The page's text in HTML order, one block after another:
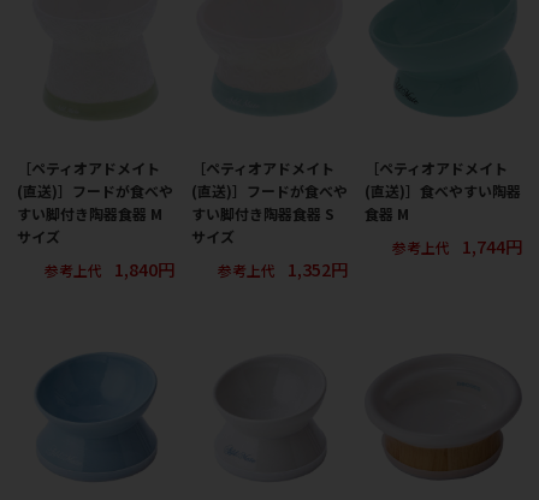
［ペティオアドメイト
(直送)］フードが食べや
すい脚付き陶器食器 M
サイズ
参考上代
1,840円
［ペティオアドメイト
(直送)］フードが食べや
すい脚付き陶器食器 S
サイズ
参考上代
1,352円
［ペティオアドメイト
(直送)］食べやすい陶器
食器 M
参考上代
1,744円